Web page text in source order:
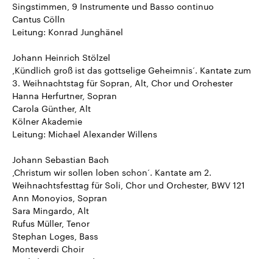
Singstimmen, 9 Instrumente und Basso continuo
Cantus Cölln
Leitung: Konrad Junghänel
Johann Heinrich Stölzel
‚Kündlich groß ist das gottselige Geheimnis‘. Kantate zum
3. Weihnachtstag für Sopran, Alt, Chor und Orchester
Hanna Herfurtner, Sopran
Carola Günther, Alt
Kölner Akademie
Leitung: Michael Alexander Willens
Johann Sebastian Bach
‚Christum wir sollen loben schon‘. Kantate am 2.
Weihnachtsfesttag für Soli, Chor und Orchester, BWV 121
Ann Monoyios, Sopran
Sara Mingardo, Alt
Rufus Müller, Tenor
Stephan Loges, Bass
Monteverdi Choir